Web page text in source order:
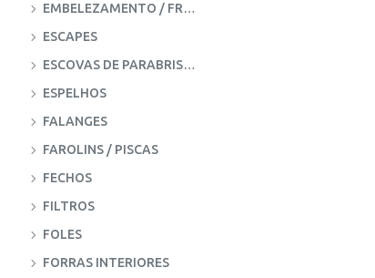
EMBELEZAMENTO / FRISOS
ESCAPES
ESCOVAS DE PARABRISAS
ESPELHOS
FALANGES
FAROLINS / PISCAS
FECHOS
FILTROS
FOLES
FORRAS INTERIORES